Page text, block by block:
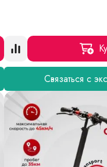
Связаться с